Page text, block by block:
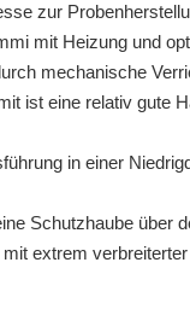
zur
mit Heizung und
mechanische
ist eine relativ gute
in einer
Schutzhaube über
extrem